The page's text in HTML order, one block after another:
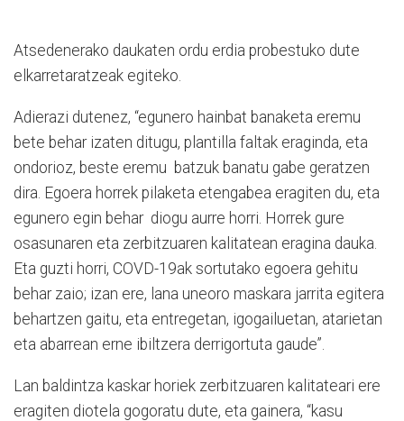
Atsedenerako daukaten ordu erdia probestuko dute
elkarretaratzeak egiteko.
Adierazi dutenez, “egunero hainbat banaketa eremu
bete behar izaten ditugu, plantilla faltak eraginda, eta
ondorioz, beste eremu batzuk banatu gabe geratzen
dira. Egoera horrek pilaketa etengabea eragiten du, eta
egunero egin behar diogu aurre horri. Horrek gure
osasunaren eta zerbitzuaren kalitatean eragina dauka.
Eta guzti horri, COVD-19ak sortutako egoera gehitu
behar zaio; izan ere, lana uneoro maskara jarrita egitera
behartzen gaitu, eta entregetan, igogailuetan, atarietan
eta abarrean erne ibiltzera derrigortuta gaude”.
Lan baldintza kaskar horiek zerbitzuaren kalitateari ere
eragiten diotela gogoratu dute, eta gainera, “kasu